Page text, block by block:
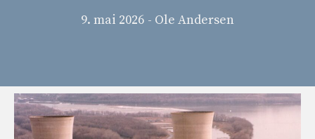
9. mai 2026 - Ole Andersen